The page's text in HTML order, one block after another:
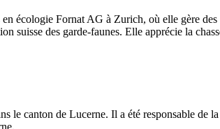
écologie Fornat AG à Zurich, où elle gère
suisse des garde-faunes. Elle apprécie la
le canton de Lucerne. Il a été responsable